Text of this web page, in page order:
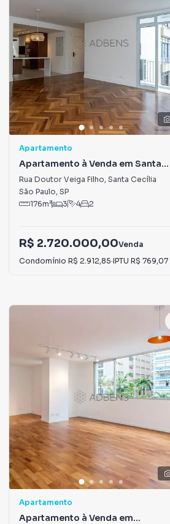
Apartamento
Apartamento à Venda em Santa
Cecília
Rua Doutor Veiga Filho, Santa Cecília
São Paulo, SP
176m² 3 4 2
R$ 2.720.000,00Venda
Condomínio R$ 2.912,85·IPTU R$ 769,07
Apartamento
Apartamento à Venda em